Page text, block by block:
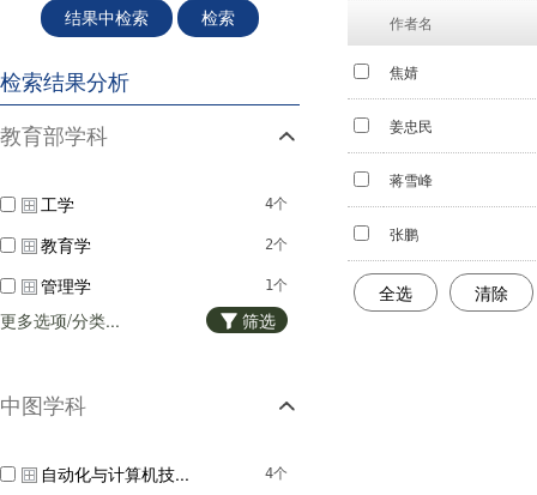
结果中检索 检索
检索结果分析
教育部学科
4个
工学
2个
教育学
1个
管理学
更多选项/分类...
筛选
中图学科
4个
自动化与计算机技...
作者名
焦婧
姜忠民
蒋雪峰
张鹏
全选 清除